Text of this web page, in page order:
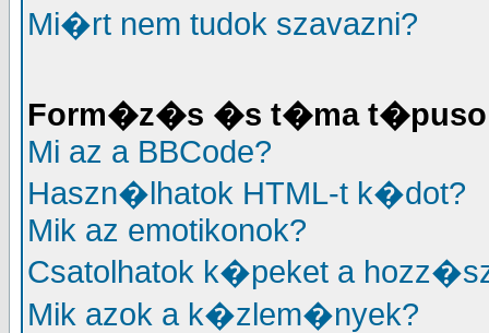
Mi�rt nem tudok szavazni?
Form�z�s �s t�ma
Mi az a BBCode?
Haszn�lhatok HTML-t k�dot?
Mik az emotikonok?
Csatolhatok k�peket a
Mik azok a k�zlem�nyek?